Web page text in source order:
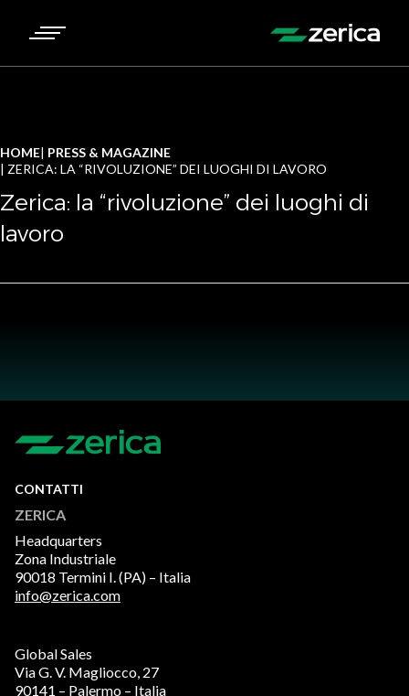
HOME PRESS & MAGAZINE
ZERICA: LA “RIVOLUZIONE” DEI LUOGHI DI LAVORO
Zerica: la “rivoluzione” dei luoghi di
lavoro
CONTATTI
ZERICA
Headquarters
Zona Industriale
90018 Termini I. (PA) – Italia
info@zerica.com
Global Sales
Via G. V. Magliocco, 27
90141 – Palermo – Italia